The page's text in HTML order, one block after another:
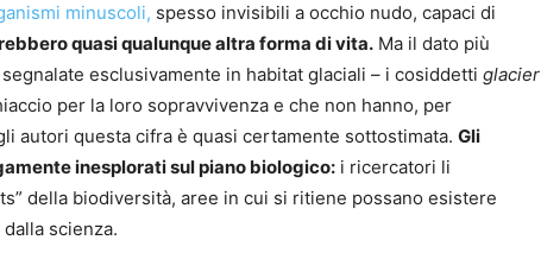
minuscoli, spesso invisibili a occhio nudo, capaci di
quasi qualunque altra forma di vita. Ma il dato più
esclusivamente in habitat glaciali – i cosiddetti glacier
per la loro sopravvivenza e che non hanno, per
autori questa cifra è quasi certamente sottostimata. Gli
inesplorati sul piano biologico: i ricercatori li
della biodiversità, aree in cui si ritiene possano esistere
scienza.